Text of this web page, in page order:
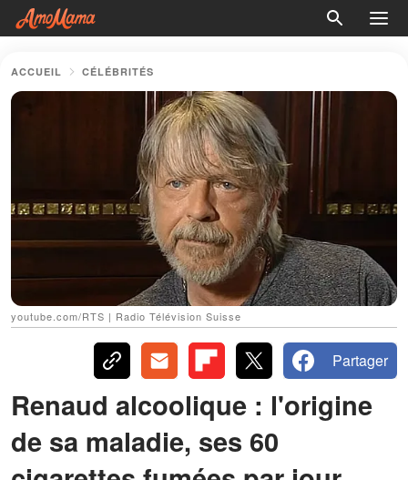
ACCUEIL CÉLÉBRITÉS
youtube.com/RTS | Radio Télévision Suisse
Partager
Renaud alcoolique : l'origine
de sa maladie, ses 60